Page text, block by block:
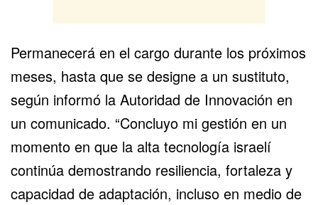
Permanecerá en el cargo durante los próximos
meses, hasta que se designe a un sustituto,
según informó la Autoridad de Innovación en
un comunicado. “Concluyo mi gestión en un
momento en que la alta tecnología israelí
continúa demostrando resiliencia, fortaleza y
capacidad de adaptación, incluso en medio de